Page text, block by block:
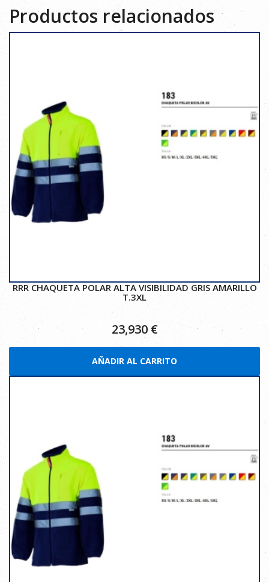
Productos relacionados
RRR CHAQUETA POLAR ALTA VISIBILIDAD GRIS AMARILLO
T.3XL
23,930 €
AÑADIR AL CARRITO